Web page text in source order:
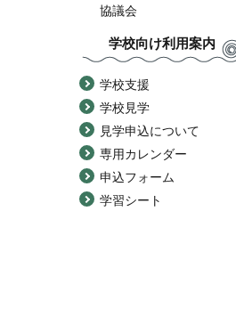
協議会
学校向け利用案内
学校支援
学校見学
見学申込について
専用カレンダー
申込フォーム
学習シート